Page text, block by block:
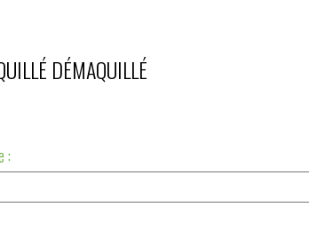
DÉMAQUILLÉ
: